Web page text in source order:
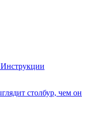
Инструкции
столбур, чем он